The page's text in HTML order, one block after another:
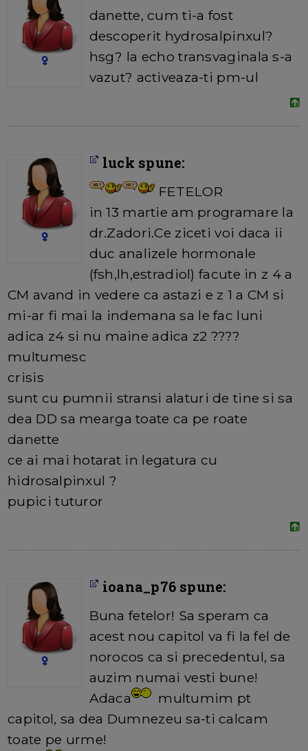
danette, cum ti-a fost
descoperit hydrosalpinxul?
hsg? la echo transvaginala s-a
vazut? activeaza-ti pm-ul
luck spune:
FETELOR
in 13 martie am programare la
dr.Zadori.Ce ziceti voi daca ii
duc analizele hormonale
(fsh,lh,estradiol) facute in z 4 a
CM avand in vedere ca astazi e z 1 a CM si
mi-ar fi mai la indemana sa le fac luni
adica z4 si nu maine adica z2 ????
multumesc
crisis
sunt cu pumnii stransi alaturi de tine si sa
dea DD sa mearga toate ca pe roate
danette
ce ai mai hotarat in legatura cu
hidrosalpinxul ?
pupici tuturor
ioana_p76 spune:
Buna fetelor! Sa speram ca
acest nou capitol va fi la fel de
norocos ca si precedentul, sa
auzim numai vesti bune!
Adaca
multumim pt
capitol, sa dea Dumnezeu sa-ti calcam
toate pe urme!